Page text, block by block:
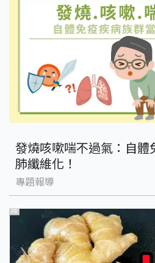
發燒咳嗽喘不過氣：自
肺纖維化！
專題報導
PR